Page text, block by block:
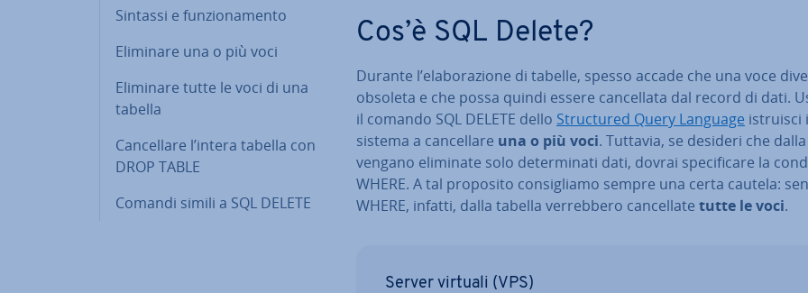
Sintassi e fun­zio­na­men­to
Eliminare una o più voci
Eliminare tutte le voci di una
tabella
Can­cel­la­re l’intera tabella con
DROP TABLE
Comandi simili a SQL DELETE
Cos’è SQL Delete?
Durante l’ela­bo­ra­zio­ne di tabelle, spesso accade che una voce
obsoleta e che possa quindi essere can­cel­la­ta dal record di dati.
il comando SQL DELETE dello Struc­tu­red Query Language istruisci
sistema a can­cel­la­re una o più voci. Tuttavia, se desideri che
vengano eliminate solo de­ter­mi­na­ti dati, dovrai spe­ci­fi­ca­re la
WHERE. A tal proposito con­si­glia­mo sempre una certa cautela:
WHERE, infatti, dalla tabella ver­reb­be­ro can­cel­la­te tutte le voci.
Server virtuali (VPS)